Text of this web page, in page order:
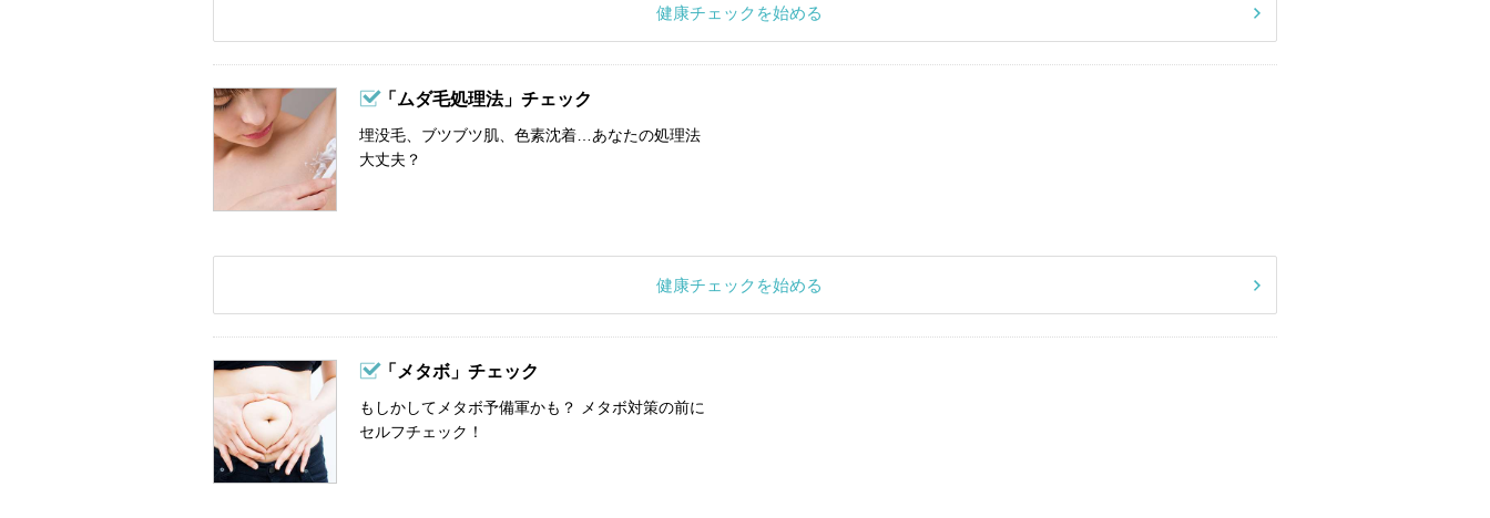
健康チェックを始める
「ムダ毛処理法」チェック
埋没毛、ブツブツ肌、色素沈着…あなたの処理法
大丈夫？
健康チェックを始める
「メタボ」チェック
もしかしてメタボ予備軍かも？ メタボ対策の前に
セルフチェック！